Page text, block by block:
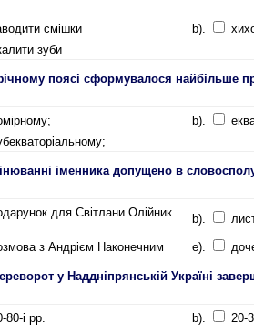
смішки b).
зуби
поясі сформувалося найбільше
b).
іменника допущено в
для Світлани Олійник b).
з Андрієм Наконечним e).
у Наддніпрянській Україні
80-і рр. b). 20-